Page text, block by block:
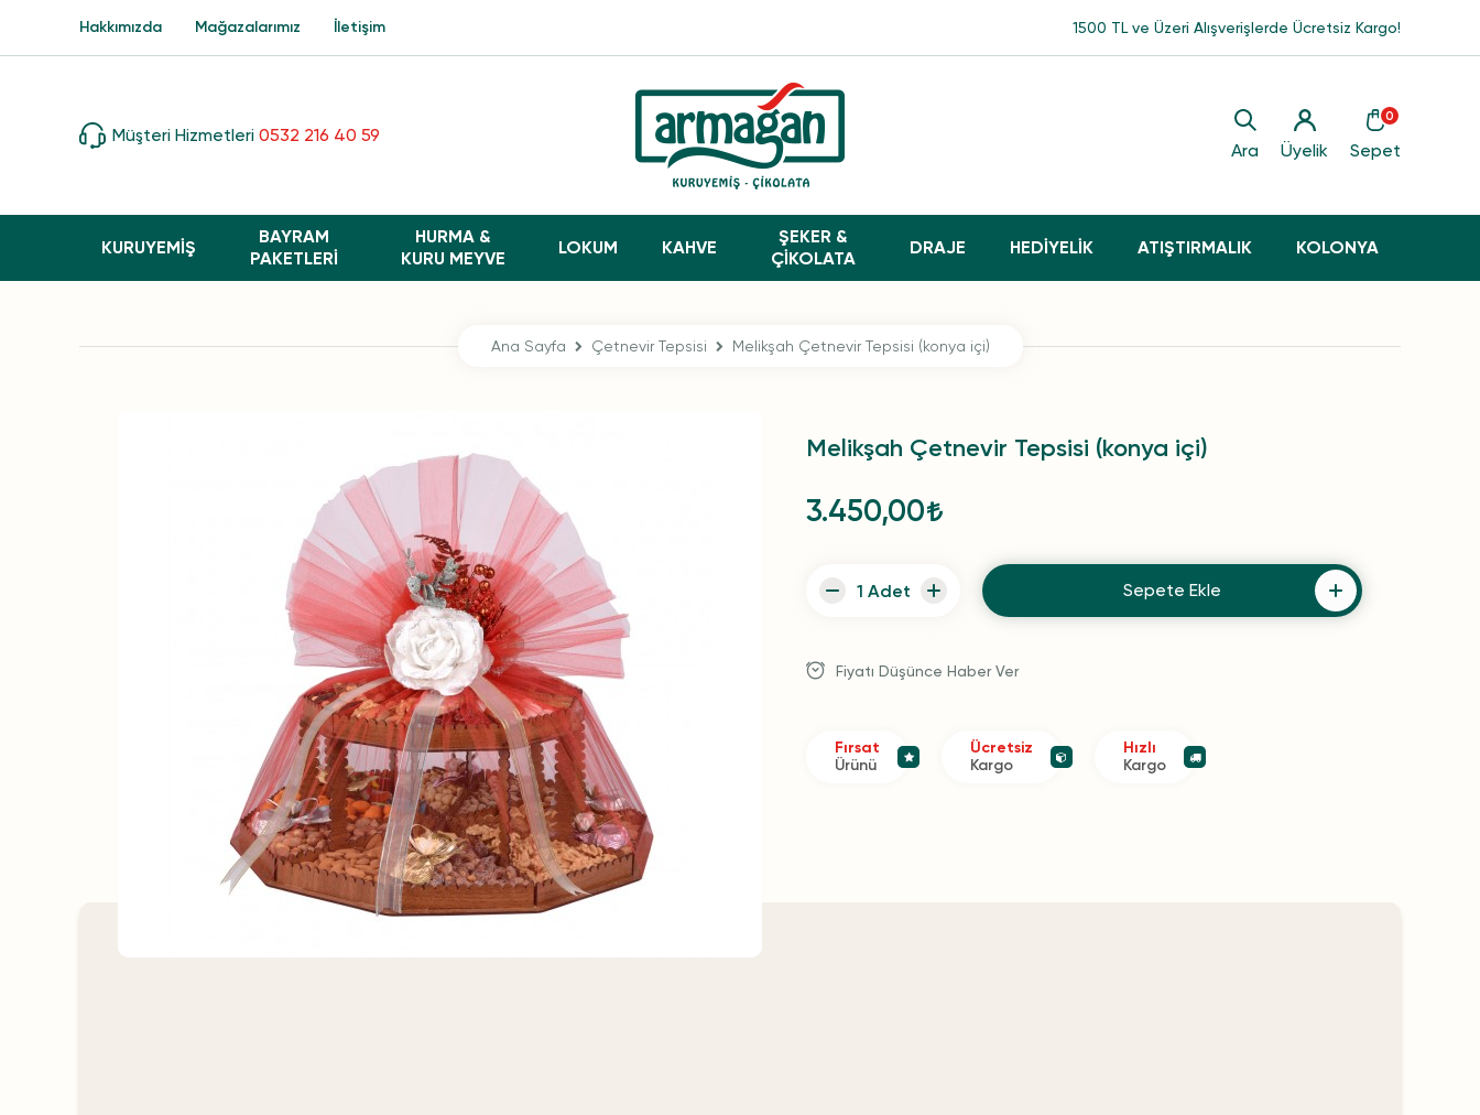
Müşteri Hizmetleri 0532 216 40 59
Ara Üyelik
0
Sepet
KURUYEMİŞ
BAYRAM
PAKETLERI
HURMA &
KURU MEYVE
LOKUM KAHVE
ŞEKER &
ÇİKOLATA
DRAJE HEDİYELİK ATIŞTIRMALIK KOLONYA
Hakkımızda Mağazalarımız İletişim 1500 TL ve Üzeri Alışverişlerde Ücretsiz Kargo!
Ana Sayfa Çetnevir Tepsisi Melikşah Çetnevir Tepsisi (konya içi)
Melikşah Çetnevir Tepsisi (konya içi)
3.450,00
Sepete Ekle
Fiyatı Düşünce Haber Ver
Fırsat
Ürünü
Ücretsiz
Kargo
Hızlı
Kargo